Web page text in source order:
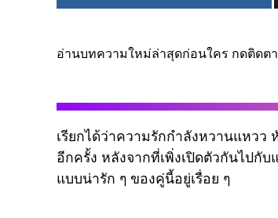
อ่านบทความใหม่ล่าสุดก่อนใคร กดติดตา
เรียกได้ว่าความรักกำลังหวานแหวว
อีกครั้ง หลังจากที่เพิ่งเปิดตัวกันไปกั
แบบน่ารัก ๆ ของคู่นี้อยู่เรื่อย ๆ